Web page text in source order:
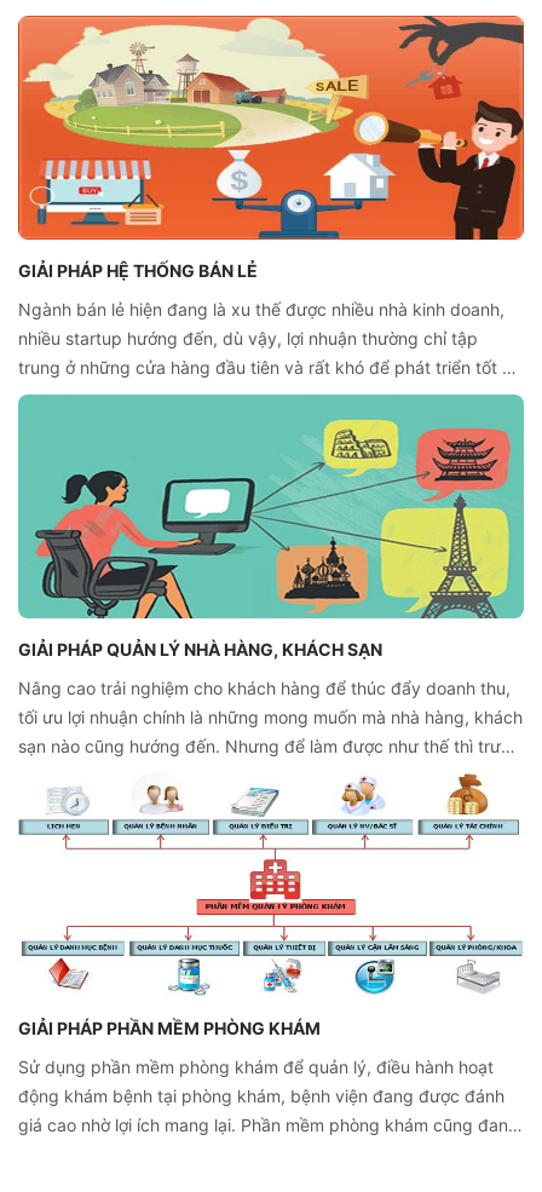
phải dễ dàng. Vậy, đâu chính là giải pháp cho startup “sống
sót”, nhất là trong những giai đoạn đầu tiên?
GIẢI PHÁP HỆ THỐNG BÁN LẺ
Ngành bán lẻ hiện đang là xu thế được nhiều nhà kinh doanh,
nhiều startup hướng đến, dù vậy, lợi nhuận thường chỉ tập
trung ở những cửa hàng đầu tiên và rất khó để phát triển tốt ở
cả một hệ thống. Vậy, đâu là giải pháp hệ thống bán lẻ toàn
GIẢI PHÁP QUẢN LÝ NHÀ HÀNG, KHÁCH SẠN
Nâng cao trải nghiệm cho khách hàng để thúc đẩy doanh thu,
tối ưu lợi nhuận chính là những mong muốn mà nhà hàng, khách
sạn nào cũng hướng đến. Nhưng để làm được như thế thì trước
tiên phải áp dụng giải pháp quản lý nhà hàng, khách sạn thật
sự đắc lực trong thời đại cạnh tranh như hiện nay.
GIẢI PHÁP PHẦN MỀM PHÒNG KHÁM
Sử dụng phần mềm phòng khám để quản lý, điều hành hoạt
động khám bệnh tại phòng khám, bệnh viện đang được đánh
giá cao nhờ lợi ích mang lại. Phần mềm phòng khám cũng đang
Zalo chat
Messenger